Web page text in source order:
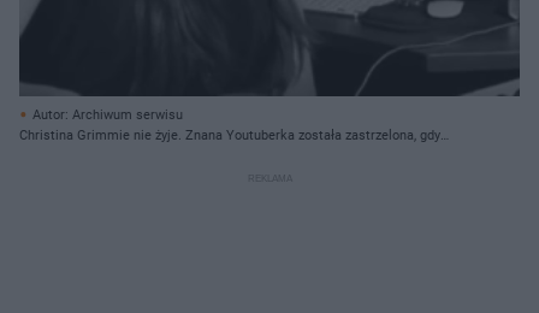
Autor: Archiwum serwisu
Christina Grimmie nie żyje. Znana Youtuberka została zastrzelona, gdy